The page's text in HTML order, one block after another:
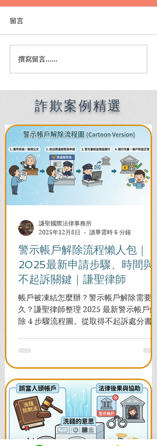
帳戶被凍結怎麼辦？洗錢
案律師推薦！爭取不起
留言
撰寫留言......
詐欺案例精選
警示帳戶解除流程懶人包｜
2025最新申請步驟、時間與
不起訴關鍵｜謙聖律師
帳戶被凍結怎麼辦？警示帳戶解除需要多
久？謙聖律師整理 2025 最新警示帳戶解
除 4 步驟流程圖。從取得不起訴處分書到
謙聖國際法律事務所
2025年12月8日
讀畢需時 6 分鐘